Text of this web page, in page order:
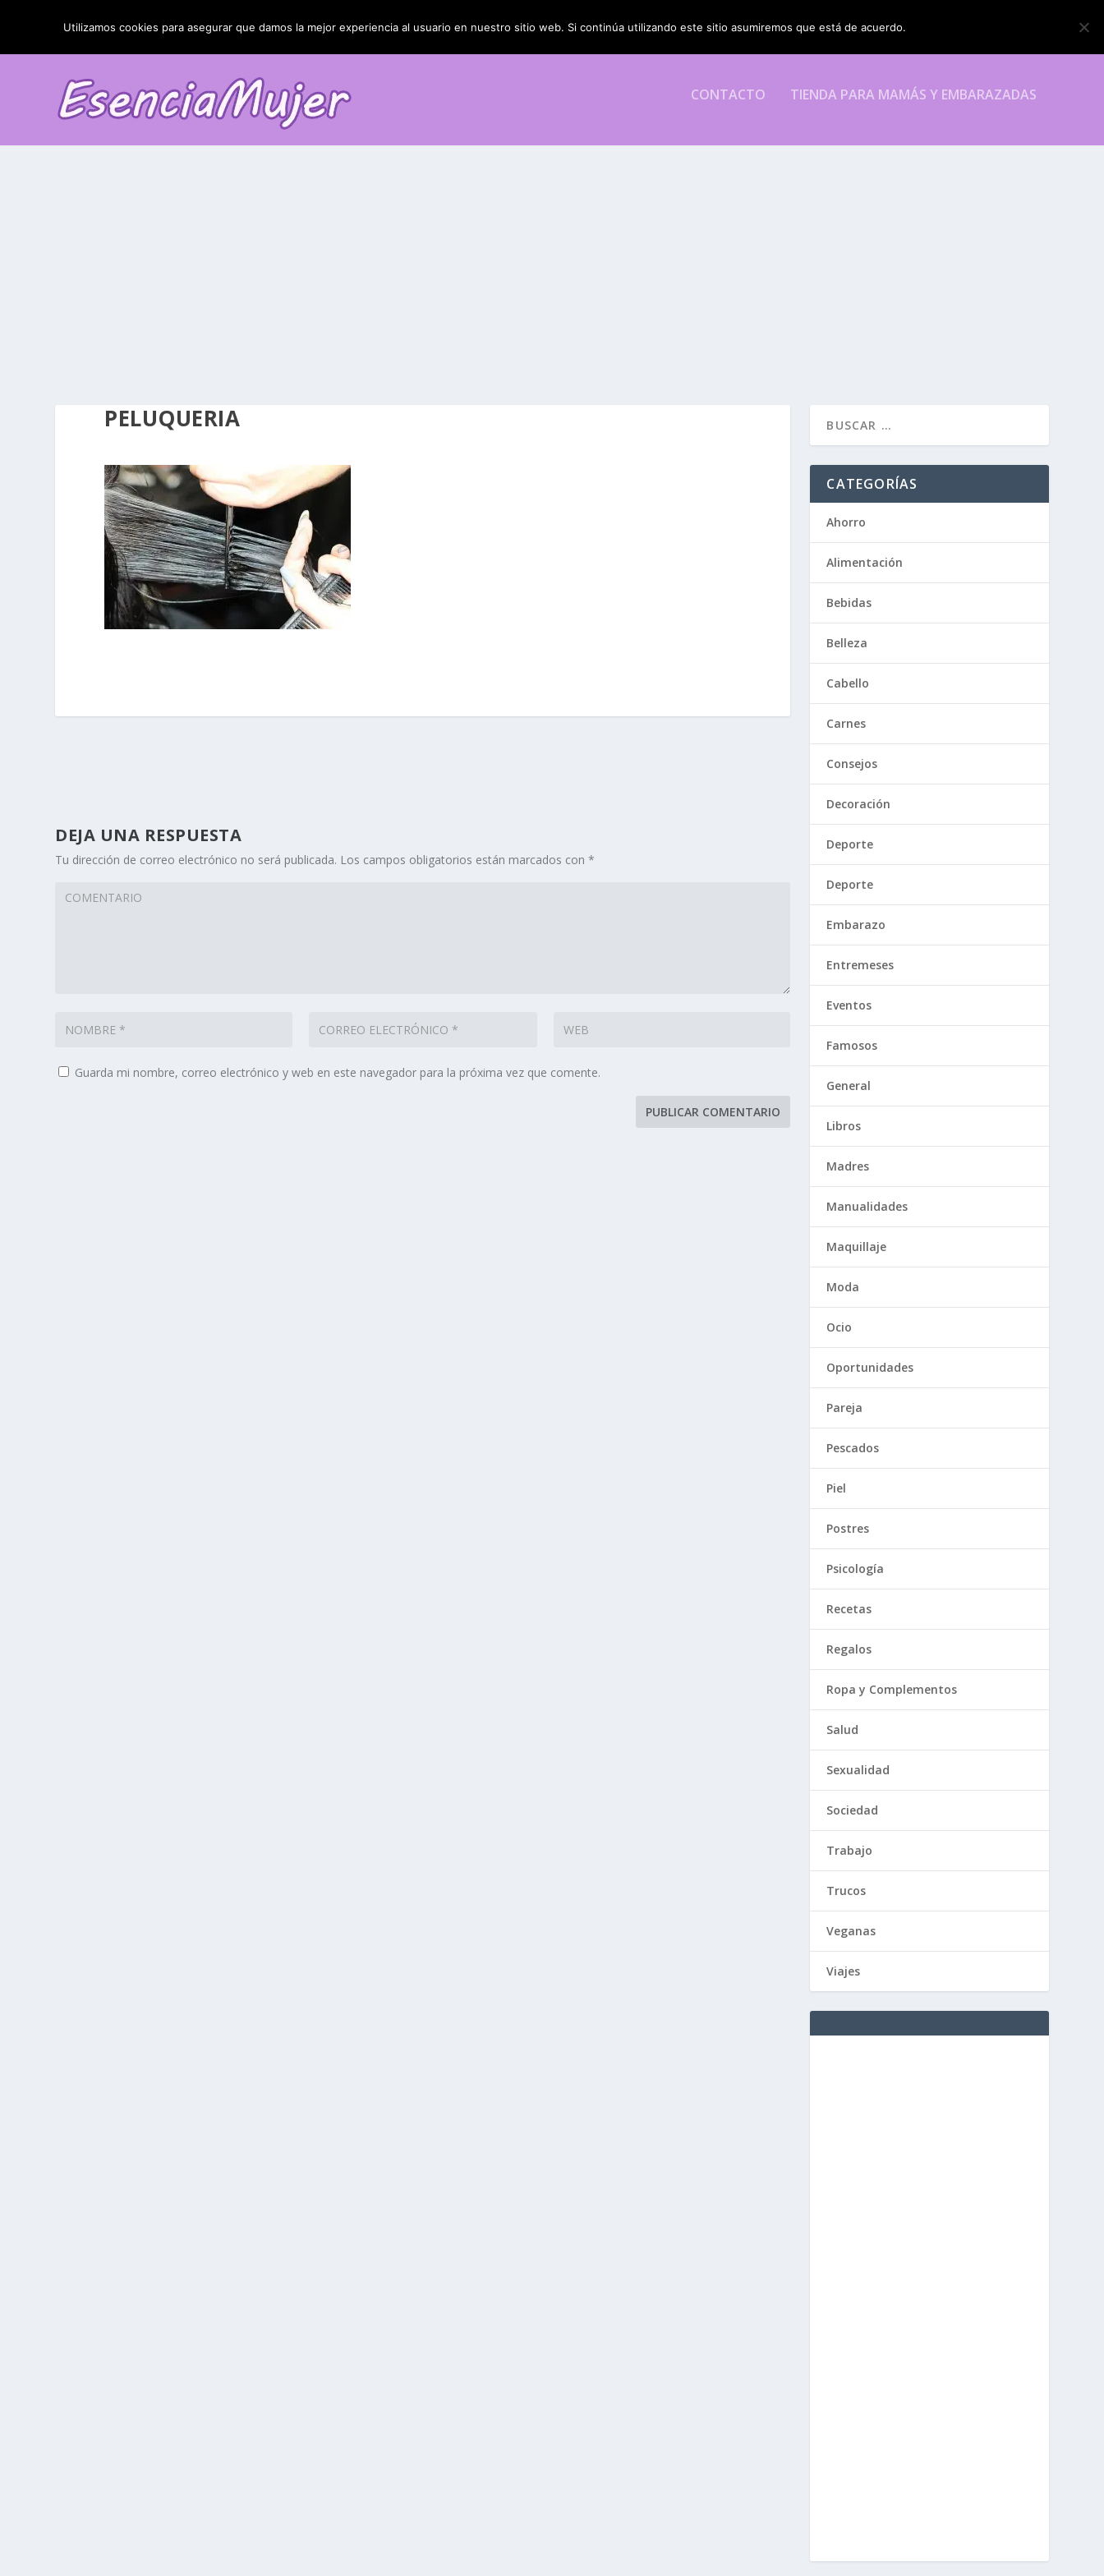
TENDENCIAS: La blefaroplastia y sus resultados
CONTACTO TIENDA PARA MAMÁS Y EMBARAZADAS
PELUQUERIA
DEJA UNA RESPUESTA
Tu dirección de correo electrónico no será publicada. Los campos obligatorios están marcados con*
Guarda mi nombre, correo electrónico y web en este navegador para la próxima vez que comente.
CATEGORÍAS
Ahorro
Alimentación
Bebidas
Belleza
Cabello
Carnes
Consejos
Decoración
Deporte
Deporte
Embarazo
Entremeses
Eventos
Famosos
General
Libros
Madres
Manualidades
Maquillaje
Moda
Ocio
Oportunidades
Pareja
Pescados
Piel
Postres
Psicología
Recetas
Regalos
Ropa y Complementos
Salud
Sexualidad
Sociedad
Trabajo
Trucos
Veganas
Viajes
Utilizamos cookies para asegurar que damos la mejor experiencia al usuario en nuestro sitio web. Si continúa utilizando este sitio asumiremos que está de acuerdo.